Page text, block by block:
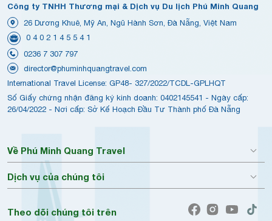
Công ty TNHH Thương mại & Dịch vụ Du lịch Phú Minh Quang
26 Dương Khuê, Mỹ An, Ngũ Hành Sơn, Đà Nẵng, Việt Nam
0 4 0 2 1 4 5 5 4 1
0236 7 307 797
director@phuminhquangtravel.com
International Travel License: GP48- 327/2022/TCDL-GPLHQT
Số Giấy chứng nhận đăng ký kinh doanh: 0402145541 - Ngày cấp:
26/04/2022 - Nơi cấp: Sở Kế Hoạch Đầu Tư Thành phố Đà Nẵng
Về Phú Minh Quang Travel
Dịch vụ của chúng tôi
Theo dõi chúng tôi trên